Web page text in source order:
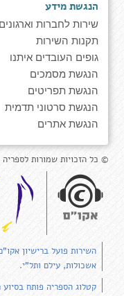
הנגשת מידע
שירות לחברות וארגונים
תקנות השירות
גופים העובדים איתנו
הנגשת מסמכים
הנגשת תפריטים
הנגשת סרטוני תדמית
הנגשת אתרים
© כל הזכויות שמורות לספריה
השירות פועל ברישיון
אשכולות, עילם ותל"י.
קטלוג הספריה פותח